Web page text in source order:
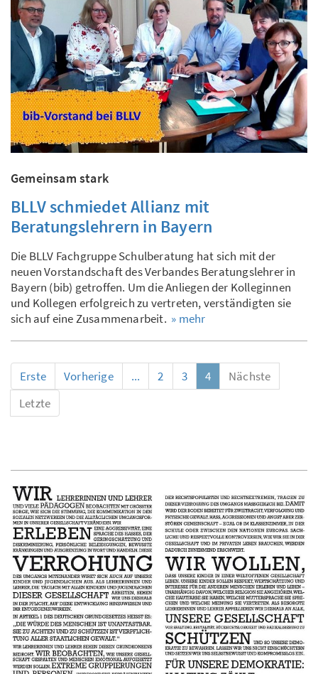
Gemeinsam stark
BLLV schmiedet Allianz mit
Beratungslehrern in Bayern
Die BLLV Fachgruppe Schulberatung hat sich mit der
neuen Vorstandschaft des Verbandes Beratungslehrer in
Bayern (bib) getroffen. Um die Anliegen der Kolleginnen
und Kollegen erfolgreich zu vertreten, verständigten sie
sich auf eine Zusammenarbeit. » mehr
Erste Vorherige ... 2 3 4
Nächste
Letzte